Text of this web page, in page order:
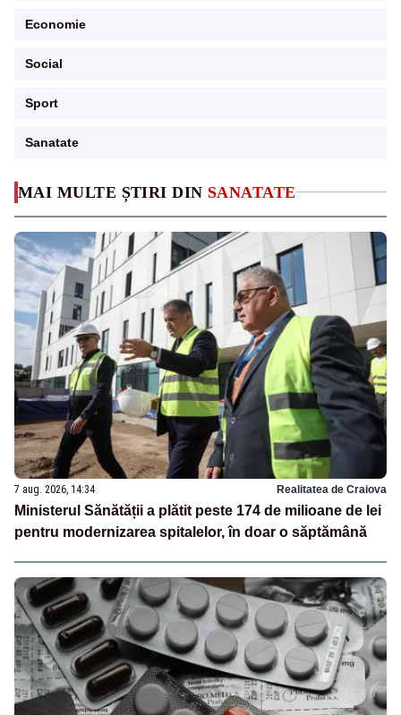
MAI MULTE ȘTIRI DIN SANATATE
7 aug. 2026, 14:34 Realitatea de Craiova
Ministerul Sănătății a plătit peste 174 de milioane de lei
pentru modernizarea spitalelor, în doar o săptămână
Economie
Social
Sport
Sanatate